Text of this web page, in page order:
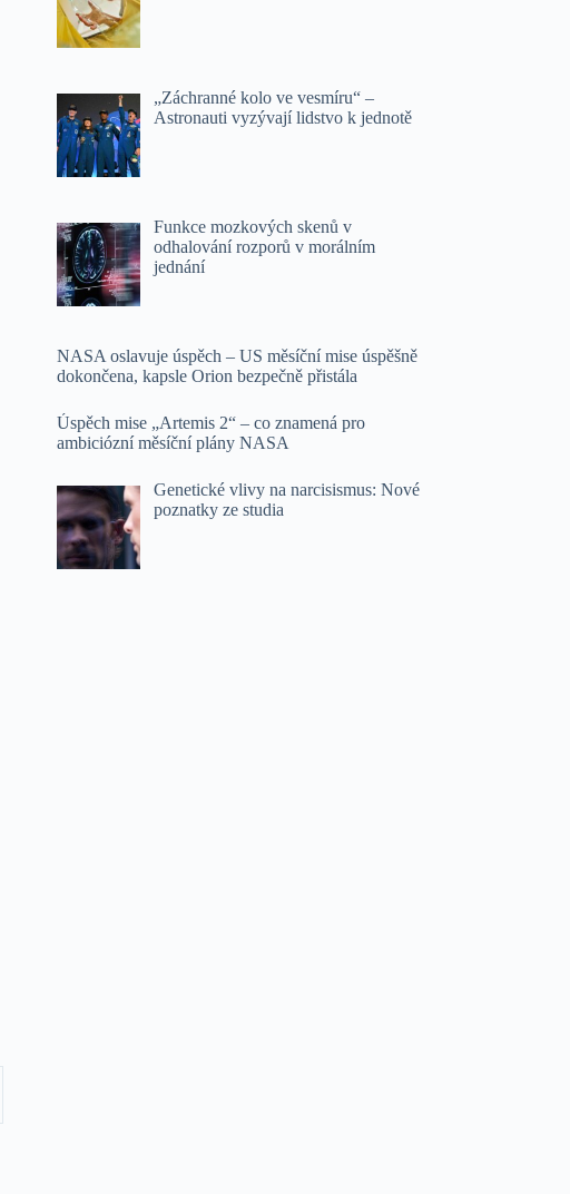
„Záchranné kolo ve vesmíru“ –
Astronauti vyzývají lidstvo k jednotě
Funkce mozkových skenů v
odhalování rozporů v morálním
jednání
NASA oslavuje úspěch – US měsíční mise úspěšně
dokončena, kapsle Orion bezpečně přistála
Úspěch mise „Artemis 2“ – co znamená pro
ambiciózní měsíční plány NASA
Genetické vlivy na narcisismus: Nové
poznatky ze studia